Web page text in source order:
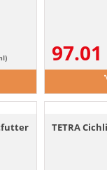
97.01
TETRA